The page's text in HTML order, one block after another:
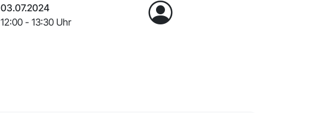
03.07.2024
12:00 - 13:30 Uhr